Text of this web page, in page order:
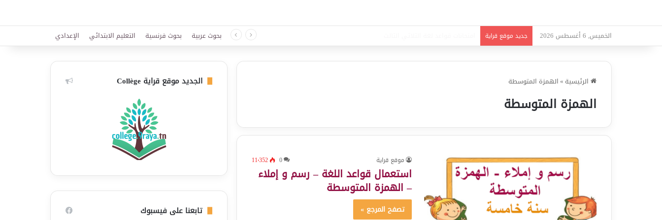
الخميس, 6 أغسطس 2026 جديد موقع قراية بحوث عربية بحوث فرنسية التعليم الابتدائي الإعدادي
الرئيسية »الهمزة المتوسطة
الهمزة المتوسطة
موقع قراية 0 11٬352
استعمال قواعد اللغة – رسم و إملاء
– الهمزة المتوسطة
تصفح المرجع »
الجديد موقع قراية Collège
تابعنا على فيسبوك